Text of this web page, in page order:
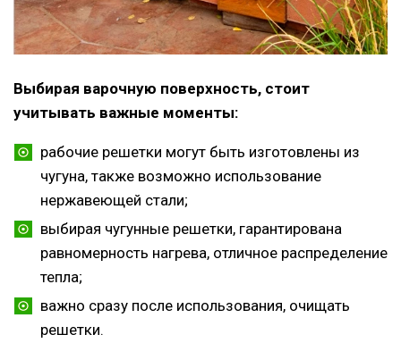
Выбирая варочную поверхность, стоит
учитывать важные моменты:
рабочие решетки могут быть изготовлены из
чугуна, также возможно использование
нержавеющей стали;
выбирая чугунные решетки, гарантирована
равномерность нагрева, отличное распределение
тепла;
важно сразу после использования, очищать
решетки.